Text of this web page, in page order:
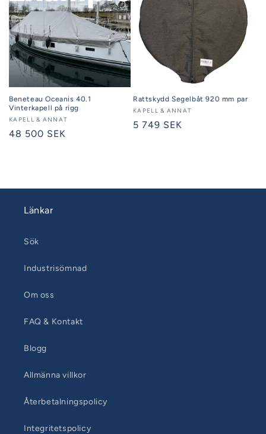
Beneteau Oceanis 40.1
Vinterkapell på rigg
Säljare:
KAPELL & ANNAT
Ordinarie
48 500 SEK
Rattskydd Segelbåt 920 mm par
Säljare:
KAPELL & ANNAT
Ordinarie
5 749 SEK
Länkar
Sök
Industrisömnad
Om oss
FAQ & Kontakt
Blogg
Allmänna villkor
Återbetalningspolicy
Integritetspolicy